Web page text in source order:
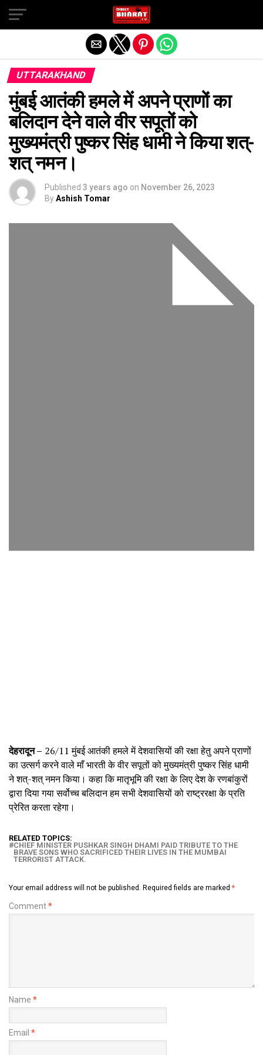
UTTARAKHAND
मुंबई आतंकी हमले में अपने प्राणों का
बलिदान देने वाले वीर सपूतों को
मुख्यमंत्री पुष्कर सिंह धामी ने किया शत्-
शत् नमन।
Published 3 years ago on November 26, 2023
ByAshish Tomar
देहरादून – 26/11 मुंबई आतंकी हमले में देशवासियों की रक्षा हेतु अपने प्राणों
का उत्सर्ग करने वाले माँ भारती के वीर सपूतों को मुख्यमंत्री पुष्कर सिंह धामी
ने शत्-शत् नमन किया। कहा कि मातृभूमि की रक्षा के लिए देश के रणबांकुरों
द्वारा दिया गया सर्वोच्च बलिदान हम सभी देशवासियों को राष्ट्ररक्षा के प्रति
प्रेरित करता रहेगा।
RELATED TOPICS:
CHIEF MINISTER PUSHKAR SINGH DHAMI PAID TRIBUTE TO THE
BRAVE SONS WHO SACRIFICED THEIR LIVES IN THE MUMBAI
TERRORIST ATTACK.
Your email address will not be published. Required fields are marked *
Comment*
Name *
Email *
Exit mobile version